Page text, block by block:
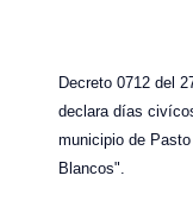
Decreto 0712 del
declara días
municipio de
Blancos".